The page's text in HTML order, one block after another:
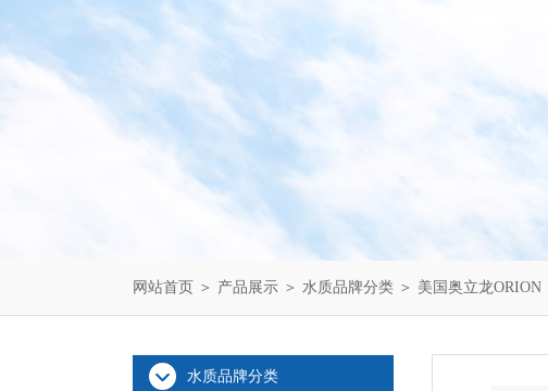
网站首页 ＞ 产品展示 ＞ 水质品牌分类 ＞ 美国奥立龙ORION
水质品牌分类